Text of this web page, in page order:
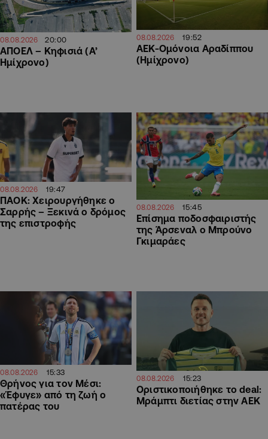
08.08.2026 20:00
ΑΠΟΕΛ – Κηφισιά (Α’
Ημίχρονο)
08.08.2026 19:52
ΑΕΚ-Ομόνοια Αραδίππου
(Ημίχρονο)
08.08.2026 19:47
ΠΑΟΚ: Χειρουργήθηκε ο
Σαρρής – Ξεκινά ο δρόμος
της επιστροφής
08.08.2026 15:45
Επίσημα ποδοσφαιριστής
της Άρσεναλ ο Μπρούνο
Γκιμαράες
08.08.2026 15:33
Θρήνος για τον Μέσι:
«Έφυγε» από τη ζωή ο
πατέρας του
08.08.2026 15:23
Οριστικοποιήθηκε το deal:
Μράμπτι διετίας στην ΑΕΚ